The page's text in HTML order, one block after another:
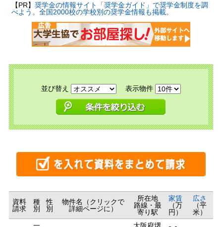
【PR】 奨学金の情報サイト「奨学金ガイド」で奨学金制度を調
べよう。全国2000校の学校別の奨学金情報も掲載。
並び替え 表示物件
資料
請求
種
別
性
別
物件名（クリックで
詳細ページに）
所在地
路線・最
寄り駅
家賃
（万
円）
広さ
（平
米）